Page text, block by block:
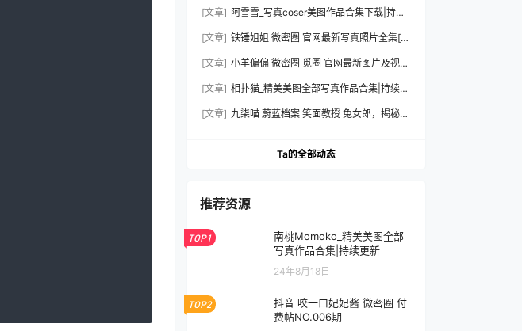
[文章] 阿雪雪_写真coser美图作品合集下载|持续
[文章] 铁锤姐姐 微密圈 官网最新写真照片全集[持
[文章] 小羊偏偏 微密圈 觅圈 官网最新图片及视频
[文章] 相扑猫_精美美图全部写真作品合集|持续更
[文章] 九柒喵 蔚蓝档案 笑面教授 兔女郎，揭秘摄
Ta的全部动态
推荐资源
TOP1
南桃Momoko_精美美图全部
写真作品合集|持续更新
24年8月18日
TOP2
抖音 咬一口妃妃酱 微密圈 付
费帖NO.006期